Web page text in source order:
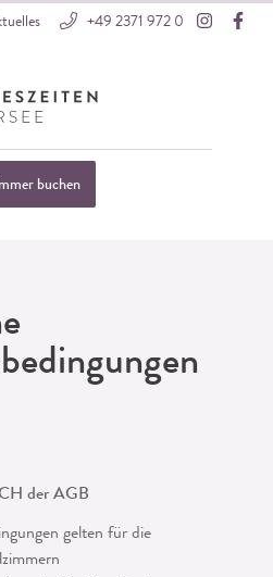
+49 2371 972 0
buchen
der AGB
gelten für die